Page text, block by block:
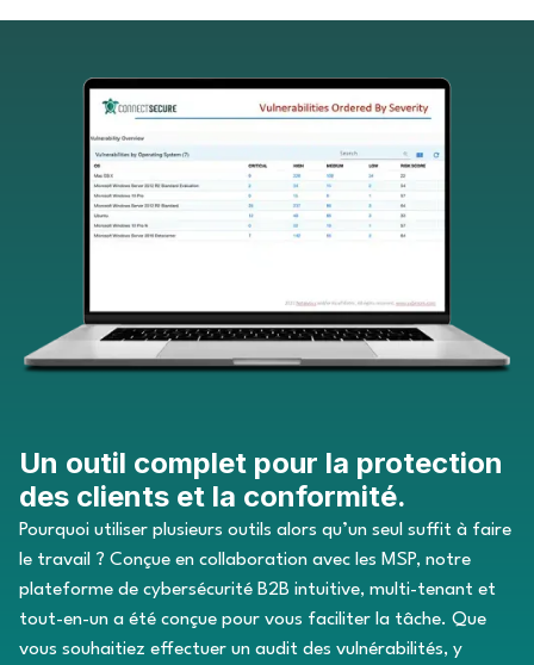
Un outil complet pour la protection
des clients et la conformité.
Pourquoi utiliser plusieurs outils alors qu’un seul suffit à faire
le travail ? Conçue en collaboration avec les MSP, notre
plateforme de cybersécurité B2B intuitive, multi-tenant et
tout-en-un a été conçue pour vous faciliter la tâche. Que
vous souhaitiez effectuer un audit des vulnérabilités, y